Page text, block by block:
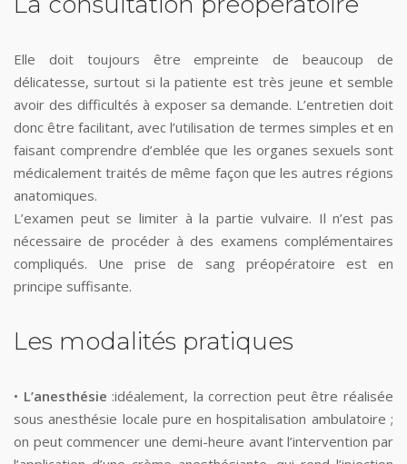
Elle doit toujours être empreinte de beaucoup de
délicatesse, surtout si la patiente est très jeune et semble
avoir des difficultés à exposer sa demande. L’entretien doit
donc être facilitant, avec l’utilisation de termes simples et en
faisant comprendre d’emblée que les organes sexuels sont
médicalement traités de même façon que les autres régions
anatomiques.
L’examen peut se limiter à la partie vulvaire. Il n’est pas
nécessaire de procéder à des examens complémentaires
compliqués. Une prise de sang préopératoire est en
principe suffisante.
Les modalités pratiques
• L’anesthésie :idéalement, la correction peut être réalisée
sous anesthésie locale pure en hospitalisation ambulatoire ;
on peut commencer une demi-heure avant l’intervention par